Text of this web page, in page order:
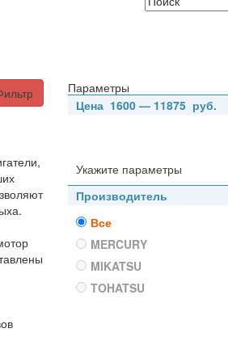
Параметры
Цена 1600— 11875руб.
Укажите параметры
Производитель
Все
MERCURY
MIKATSU
TOHATSU